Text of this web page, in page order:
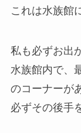
これは水族館
私も必ずお出
水族館内で、
のコーナーが
必ずその後手